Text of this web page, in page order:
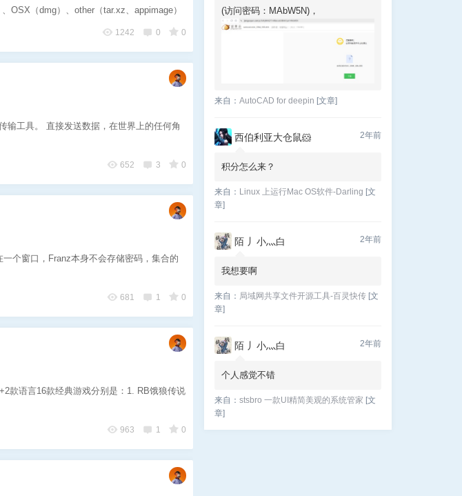
OSX（dmg）、other（tar.xz、appimage）
1242 0 0
输工具。 直接发送数据，在世界上的任何角
652 3 0
个窗口，Franz本身不会存储密码，集合的
681 1 0
款语言16款经典游戏分别是：1. RB饿狼传说
963 1 0
(访问密码：MAbW5N)，
来自：AutoCAD for deepin [文章]
西伯利亚大仓鼠🐹 2年前
积分怎么来？
来自： Linux 上运行Mac OS软件-Darling [文
章]
陌 丿小灬白 2年前
我想要啊
来自： 局域网共享文件开源工具-百灵快传 [文
章]
陌 丿小灬白 2年前
个人感觉不错
来自：stsbro 一款UI精简美观的系统管家 [文
章]